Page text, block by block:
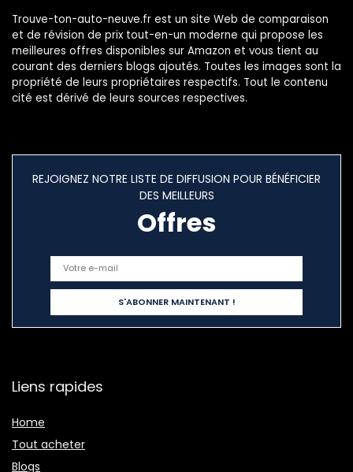
Trouve-ton-auto-neuve.fr est un site Web de comparaison
et de révision de prix tout-en-un moderne qui propose les
meilleures offres disponibles sur Amazon et vous tient au
courant des derniers blogs ajoutés. Toutes les images sont la
propriété de leurs propriétaires respectifs. Tout le contenu
cité est dérivé de leurs sources respectives.
REJOIGNEZ NOTRE LISTE DE DIFFUSION POUR BÉNÉFICIER
DES MEILLEURS
Offres
Liens rapides
Home
Tout acheter
Blogs